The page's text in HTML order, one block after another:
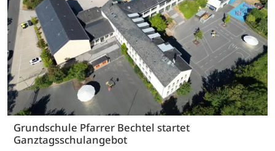
Grundschule Pfarrer Bechtel startet
Ganztagsschulangebot